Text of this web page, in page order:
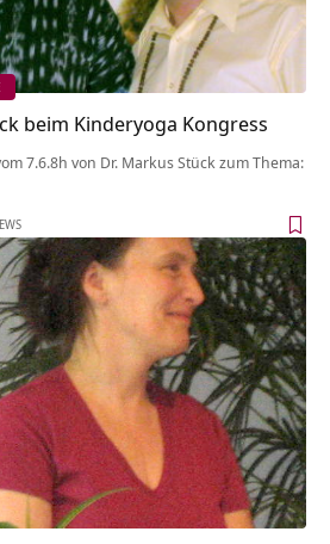
beim Kinderyoga Kongress
7.6.8h von Dr. Markus Stück zum Thema: